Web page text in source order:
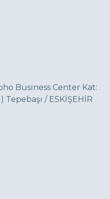
Business Center Kat:
Tepebaşı / ESKİŞEHİR